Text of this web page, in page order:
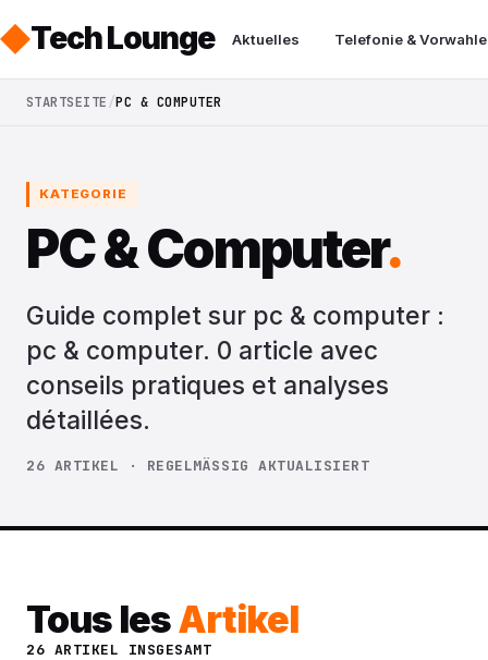
Tech Lounge Aktuelles Telefonie &
STARTSEITE PC & COMPUTER
KATEGORIE
PC & Computer.
Guide complet sur pc & computer :
pc & computer. 0 article avec
conseils pratiques et analyses
détaillées.
26 ARTIKEL · REGELMÄSSIG AKTUALISIERT
Tous lesArtikel
26 ARTIKEL INSGESAMT